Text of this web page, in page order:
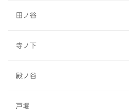
田ノ谷
寺ノ下
殿ノ谷
戸堀